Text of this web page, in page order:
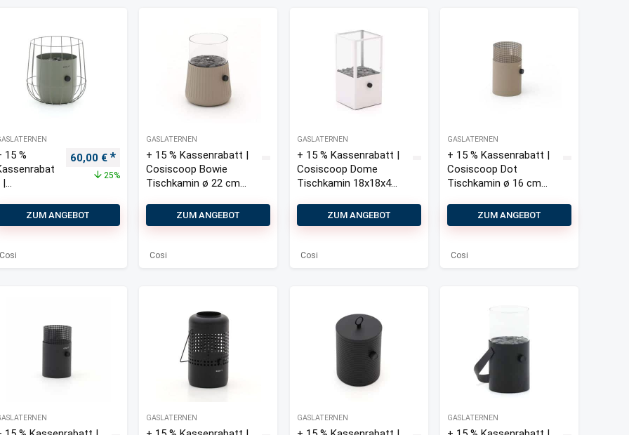
15 %
|
cm)
Ursprünglicher Preis war: 80,00 €
60,00 € Aktueller Preis ist: 60,00 €.
25%
ZUM ANGEBOT
Cosi
GASLATERNEN
+ 15 % Kassenrabatt |
Cosiscoop Bowie
Tischkamin ø 22 cm
ZUM ANGEBOT
Cosi
GASLATERNEN
+ 15 % Kassenrabatt |
Cosiscoop Dome
Tischkamin 18x18x45
ZUM ANGEBOT
Cosi
GASLATERNEN
+ 15 % Kassenrabatt |
Cosiscoop Dot
Tischkamin ø 16 cm
ZUM ANGEBOT
Cosi
GASLATERNEN GASLATERNEN GASLATERNEN